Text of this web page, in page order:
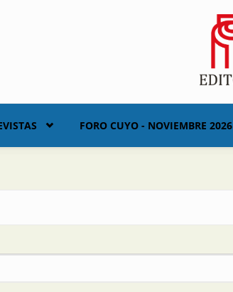
FORO CUYO - NOVIEMBRE 2026